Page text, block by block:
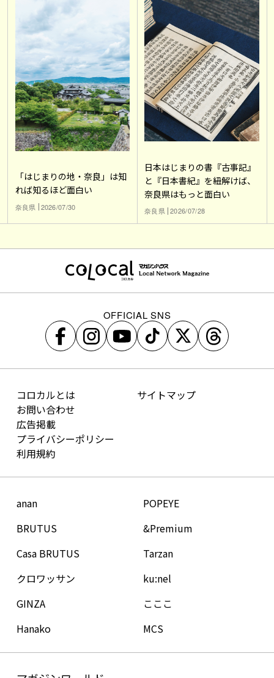
「はじまりの地・奈良」は知
れば知るほど面白い
奈良県 2026/07/30
日本はじまりの書『古事記』
と『日本書紀』を紐解けば、
奈良県はもっと面白い
奈良県 2026/07/28
OFFICIAL SNS
コロカルとは
お問い合わせ
広告掲載
プライバシーポリシー
利用規約
サイトマップ
anan
BRUTUS
Casa BRUTUS
クロワッサン
GINZA
Hanako
POPEYE
&Premium
Tarzan
ku:nel
こここ
MCS